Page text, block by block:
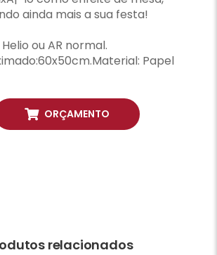
ainda mais a sua festa!
ou AR normal.
Papel
ORÇAMENTO
relacionados